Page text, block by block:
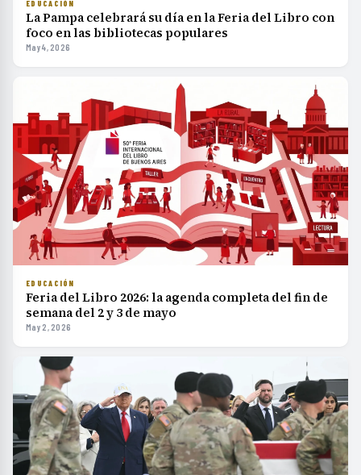
EDUCACIÓN
La Pampa celebrará su día en la Feria del Libro con
foco en las bibliotecas populares
May 4, 2026
EDUCACIÓN
Feria del Libro 2026: la agenda completa del fin de
semana del 2 y 3 de mayo
May 2, 2026